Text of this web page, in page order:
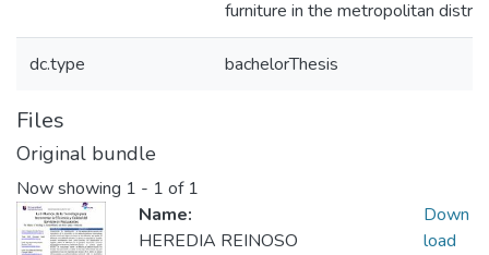
furniture in the metropolitan
dc.type bachelorThesis
Files
Original bundle
Now showing 1 - 1 of 1
Name:
HEREDIA REINOSO
Down
load